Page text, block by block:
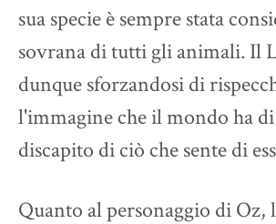
sua specie è sempre stata
sovrana di tutti gli animali. Il
dunque sforzandosi di
l'immagine che il mondo ha
discapito di ciò che sente di
Quanto al personaggio di Oz,